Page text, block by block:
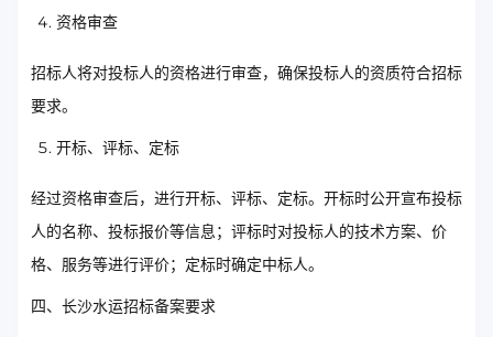
资格审查
招标人将对投标人的资格进行审查，确保投标人的资质符合招标
要求。
开标、评标、定标
经过资格审查后，进行开标、评标、定标。开标时公开宣布投标
人的名称、投标报价等信息；评标时对投标人的技术方案、价
格、服务等进行评价；定标时确定中标人。
四、长沙水运招标备案要求